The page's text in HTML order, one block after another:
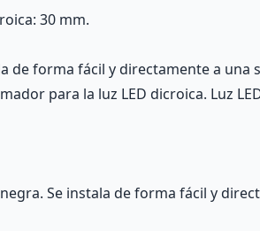
30 mm.
de forma fácil y directamente a una
para la luz LED dicroica. Luz
Se instala de forma fácil y